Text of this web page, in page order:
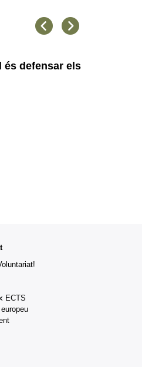
Anterior Següent
és defensar els
ECTS